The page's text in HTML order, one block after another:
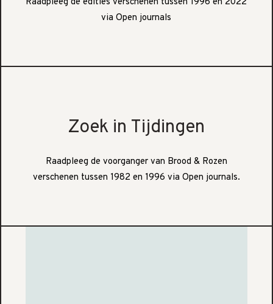
via Open journals
Zoek in Tijdingen
Raadpleeg de voorganger van Brood & Rozen
verschenen tussen 1982 en 1996 via Open journals.